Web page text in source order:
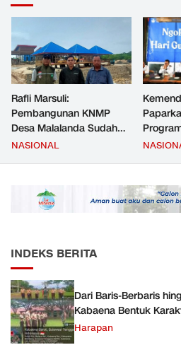
Rafli Marsuli:
Pembangunan KNMP
Desa Malalanda Sudah
Mencapai 69 Persen dan
JMD dan JMF
NASIONAL
INDEKS BERITA
Dari Baris-Berbaris
Kabaena Bentuk
Harapan